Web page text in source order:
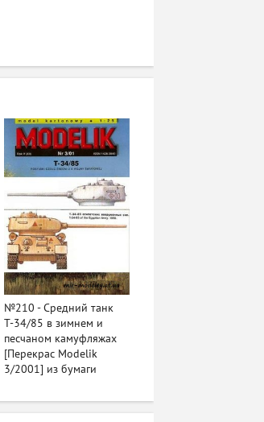
№210 - Средний танк
Т-34/85 в зимнем и
песчаном камуфляжах
[Перекрас Modelik
3/2001] из бумаги